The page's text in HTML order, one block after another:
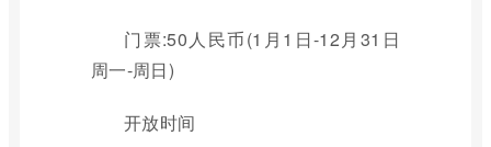
门票:50人民币(1月1日-12月31日
周一-周日)
开放时间